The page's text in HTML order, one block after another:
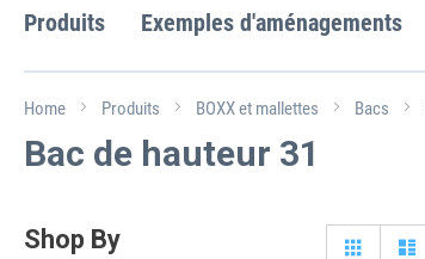
Produits Exemples d'aménagements
Home Produits BOXX et mallettes Bacs
Bac de hauteur 31
View
Shop By